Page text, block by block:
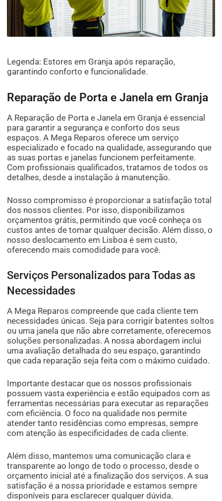
Legenda: Estores em Granja após reparação,
garantindo conforto e funcionalidade.
Reparação de Porta e Janela em Granja
A Reparação de Porta e Janela em Granja é essencial
para garantir a segurança e conforto dos seus
espaços. A Mega Reparos oferece um serviço
especializado e focado na qualidade, assegurando que
as suas portas e janelas funcionem perfeitamente.
Com profissionais qualificados, tratamos de todos os
detalhes, desde a instalação à manutenção.
Nosso compromisso é proporcionar a satisfação total
dos nossos clientes. Por isso, disponibilizamos
orçamentos grátis, permitindo que você conheça os
custos antes de tomar qualquer decisão. Além disso, o
nosso deslocamento em Lisboa é sem custo,
oferecendo mais comodidade para você.
Serviços Personalizados para Todas as
Necessidades
A Mega Reparos compreende que cada cliente tem
necessidades únicas. Seja para corrigir batentes soltos
ou uma janela que não abre corretamente, oferecemos
soluções personalizadas. A nossa abordagem inclui
uma avaliação detalhada do seu espaço, garantindo
que cada reparação seja feita com o máximo cuidado.
Importante destacar que os nossos profissionais
possuem vasta experiência e estão equipados com as
ferramentas necessárias para executar as reparações
com eficiência. O foco na qualidade nos permite
atender tanto residências como empresas, sempre
com atenção às especificidades de cada cliente.
Além disso, mantemos uma comunicação clara e
transparente ao longo de todo o processo, desde o
orçamento inicial até a finalização dos serviços. A sua
satisfação é a nossa prioridade e estamos sempre
disponíveis para esclarecer qualquer dúvida.